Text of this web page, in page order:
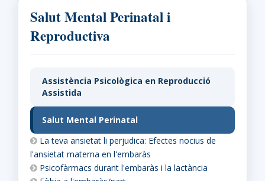
Salut Mental Perinatal i
Reproductiva
Assistència Psicològica en Reproducció
Assistida
Salut Mental Perinatal
La teva ansietat li perjudica: Efectes nocius de
l'ansietat materna en l'embaràs
Psicofàrmacs durant l'embaràs i la lactància